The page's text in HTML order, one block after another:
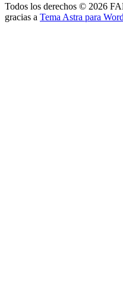
Todos los derechos © 2026
gracias a Tema Astra para